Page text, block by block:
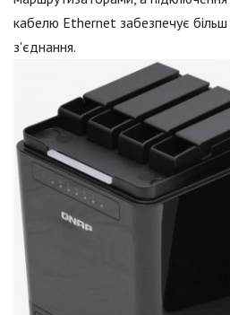
кабелю Ethernet забезпечує більш
з'єднання.